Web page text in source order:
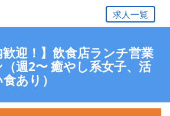
求人一覧
歓迎！】飲食店ランチ営業
週2〜 癒やし系女子、活
あり）